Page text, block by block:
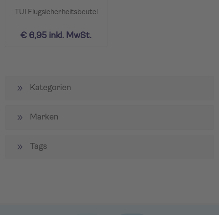
TUI Flugsicherheitsbeutel
€ 6,95 inkl. MwSt.
Kategorien
Marken
Tags